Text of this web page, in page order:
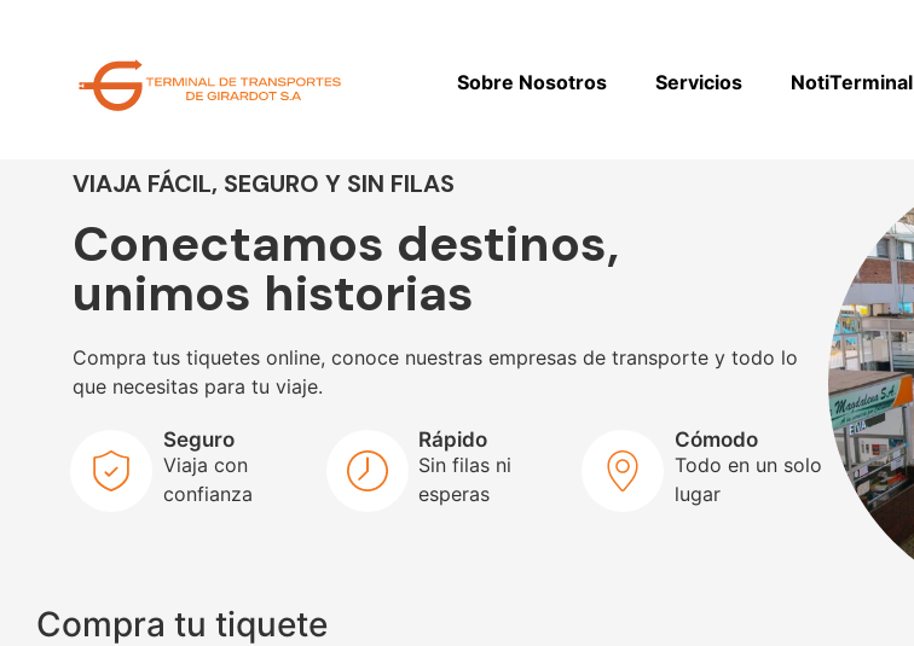
Sobre Nosotros Servicios NotiTerminal
VIAJA FÁCIL, SEGURO Y SIN FILAS
Conectamos destinos,
unimos historias
Compra tus tiquetes online, conoce nuestras empresas de transporte y todo lo
que necesitas para tu viaje.
Seguro
Viaja con
confianza
Rápido
Sin filas ni
esperas
Cómodo
Todo en un solo
lugar
Compra tu tiquete